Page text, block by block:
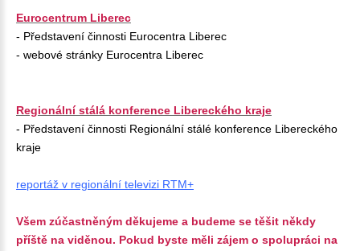
Eurocentrum Liberec
- Představení činnosti Eurocentra Liberec
- webové stránky Eurocentra Liberec
Regionální stálá konference Libereckého kraje
- Představení činnosti Regionální stálé konference Libereckého
kraje
reportáž v regionální televizi RTM+
Všem zúčastněným děkujeme a budeme se těšit někdy
příště na viděnou. Pokud byste měli zájem o spolupráci na